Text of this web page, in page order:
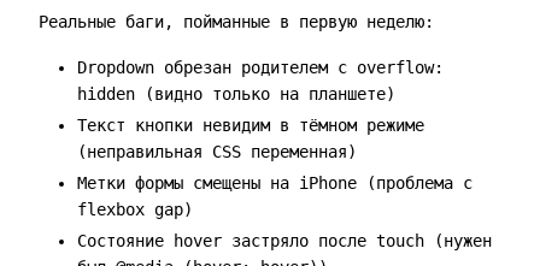
Реальные баги, пойманные в первую неделю:
Dropdown обрезан родителем с overflow:
hidden (видно только на планшете)
Текст кнопки невидим в тёмном режиме
(неправильная CSS переменная)
Метки формы смещены на iPhone (проблема с
flexbox gap)
Состояние hover застряло после touch (нужен